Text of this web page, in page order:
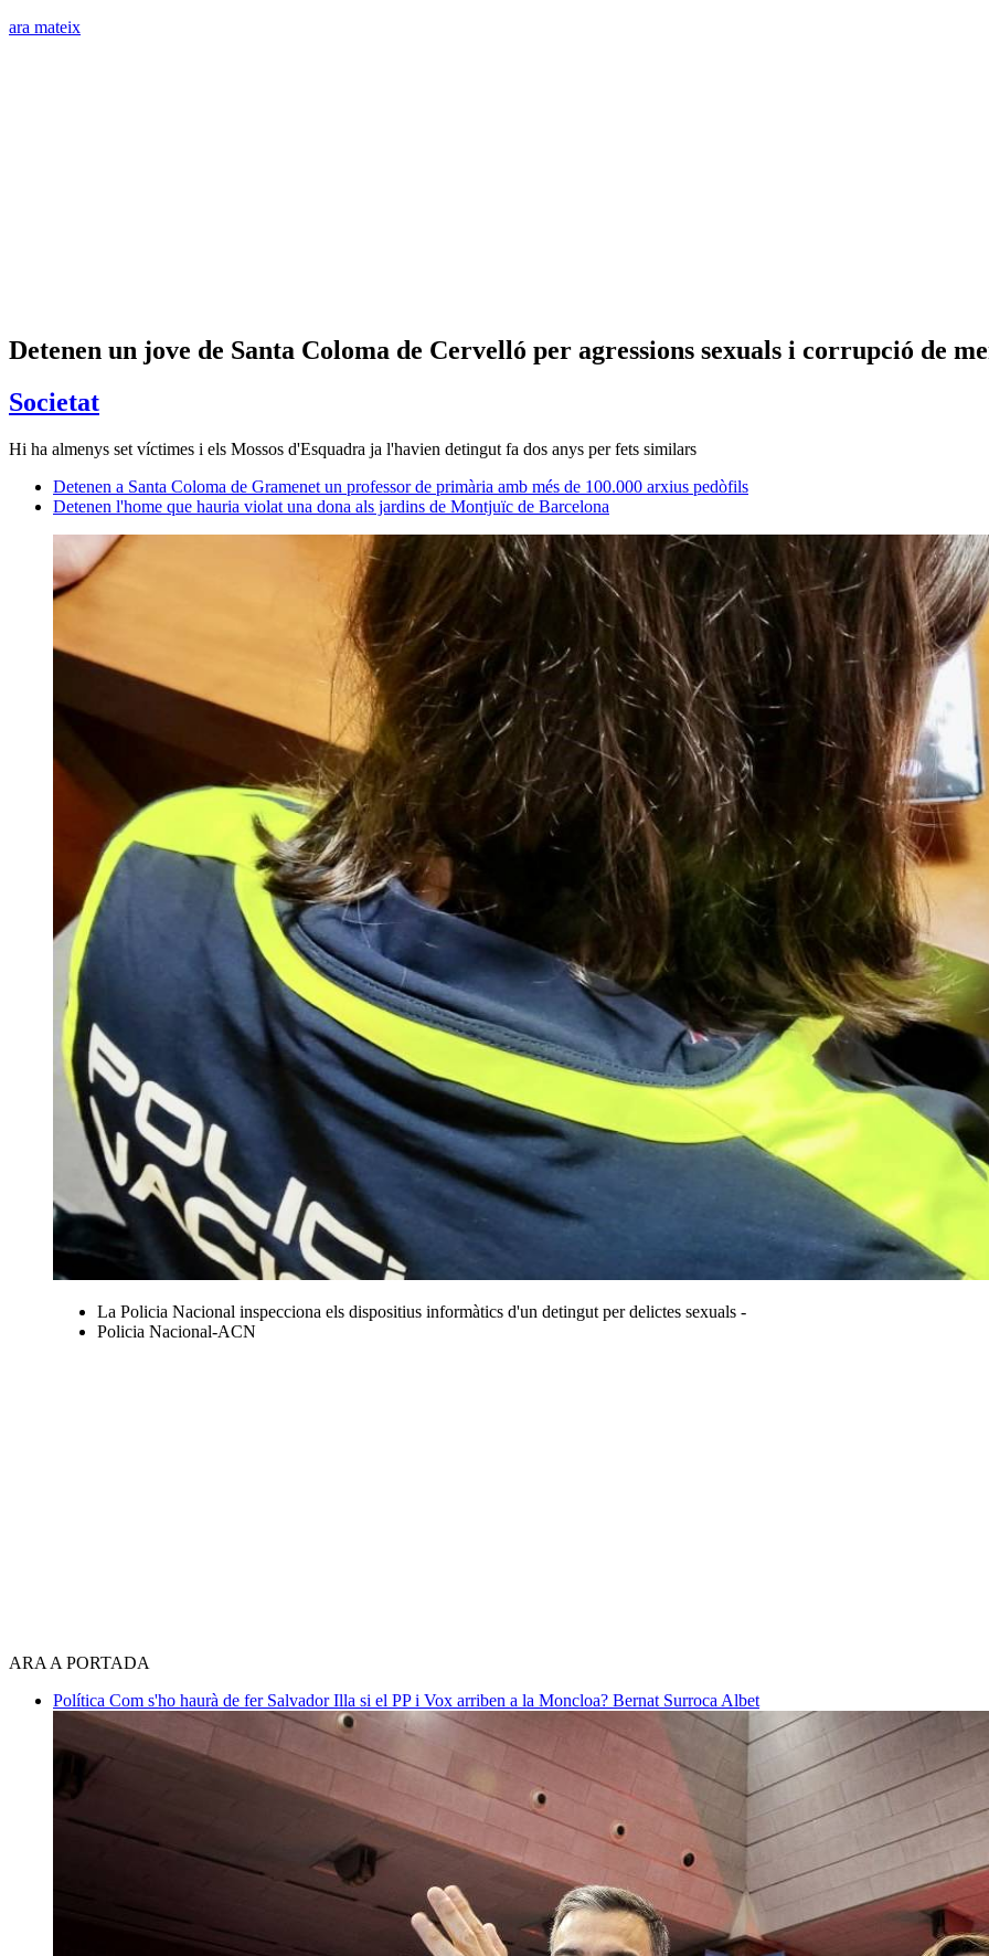
ara mateix
Detenen un jove de Santa Coloma de Cervelló per agressions sexuals i corrupció de
Societat
Hi ha almenys set víctimes i els Mossos d'Esquadra ja l'havien detingut fa dos anys per fets similars
Detenen a Santa Coloma de Gramenet un professor de primària amb més de 100.000 arxius pedòfils
Detenen l'home que hauria violat una dona als jardins de Montjuïc de Barcelona
La Policia Nacional inspecciona els dispositius informàtics d'un detingut per delictes sexuals -
Policia Nacional-ACN
ARA A PORTADA
Política Com s'ho haurà de fer Salvador Illa si el PP i Vox arriben a la Moncloa? Bernat Surroca Albet